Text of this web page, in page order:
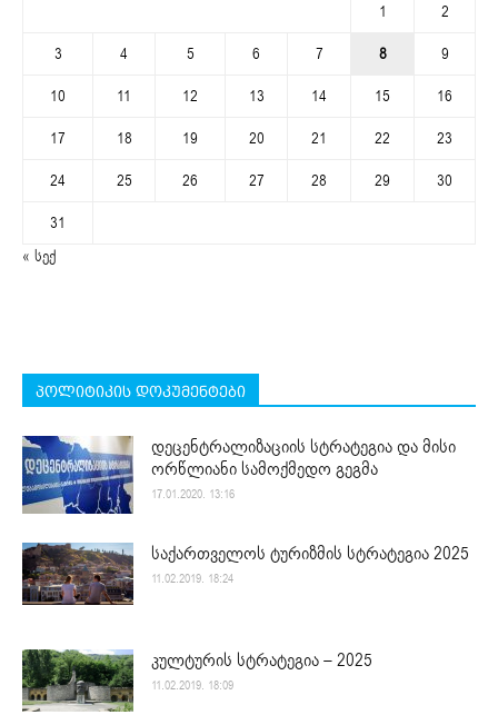
1
2
3
4 5 6 7 8
9
10
11 12 13 14 15
16
17
18 19 20 21 22
23
24
25 26 27 28 29
30
31
« სექ
პოლიტიკის დოკუმენტები
დეცენტრალიზაციის სტრატეგია და მისი
ორწლიანი სამოქმედო გეგმა
17.01.2020. 13:16
საქართველოს ტურიზმის სტრატეგია 2025
11.02.2019. 18:24
კულტურის სტრატეგია – 2025
11.02.2019. 18:09